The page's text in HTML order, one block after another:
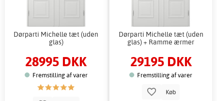
Dørparti Michelle tæt (uden
glas)
28995 DKK
Fremstilling af varer
Dørparti Michelle tæt (uden
glas) + Ramme ærmer
29195 DKK
Fremstilling af varer
Køb